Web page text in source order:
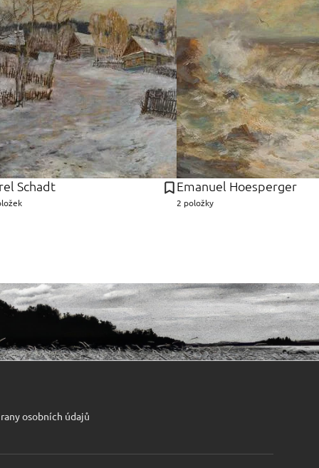
Schadt Emanuel Hoesperger
2 položky
osobních údajů